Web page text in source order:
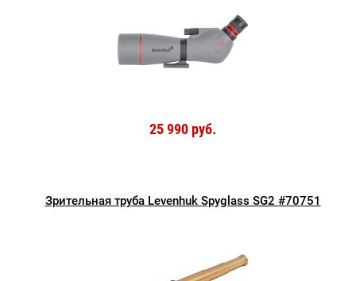
25 990 руб.
Зрительная труба Levenhuk Spyglass SG2 #70751